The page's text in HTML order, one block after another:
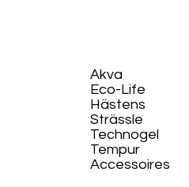
Akva
Eco-Life​
Hästens
Strässle
Technogel
Tempur
Accessoires